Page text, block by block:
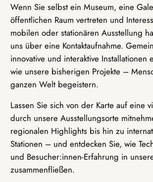
Wenn Sie selbst ein Museum, eine
öffentlichen Raum vertreten und
mobilen oder stationären Ausstellung
uns über eine Kontaktaufnahme.
innovative und interaktive
wie unsere bisherigen Projekte –
ganzen Welt begeistern.
Lassen Sie sich von der Karte auf eine
durch unsere Ausstellungsorte
regionalen Highlights bis hin zu
Stationen – und entdecken Sie, wie
und Besucher:innen-Erfahrung in
zusammenfließen.